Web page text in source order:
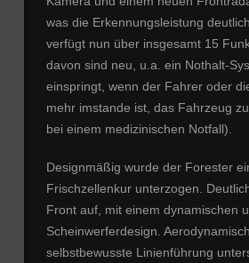
was die Erkennungsleistung
verfügt nun über insgesamt 15
davon sind neu, u.a. ein Nothalt-
einspringt, wenn der Fahrer oder
mehr imstande ist, das Fahrzeug
bei einem medizinischen Notfall).
Designmäßig wurde der Forester
Frischzellenkur unterzogen.
Front auf, mit einem dynamischen
Scheinwerferdesign.
selbstbewusste Linienführung